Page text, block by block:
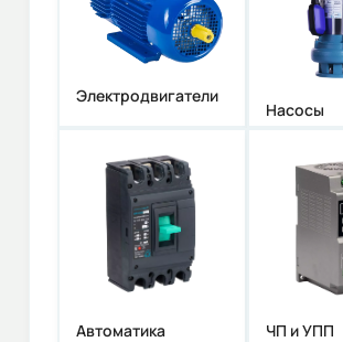
Электродвигатели
Насосы
Автоматика ЧП и УПП